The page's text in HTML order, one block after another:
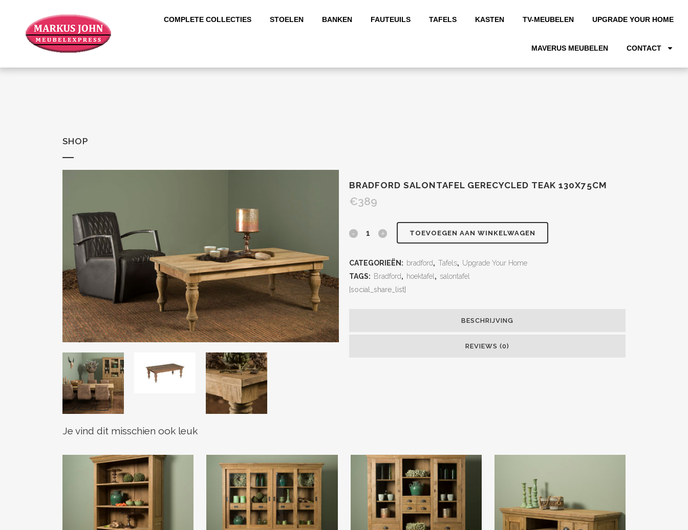
COMPLETE COLLECTIES STOELEN BANKEN FAUTEUILS TAFELS KASTEN TV-MEUBELEN UPGRADE YOUR HOME
MAVERUS MEUBELEN CONTACT
SHOP
BRADFORD SALONTAFEL GERECYCLED TEAK 130X75CM
€389
TOEVOEGEN AAN WINKELWAGEN
CATEGORIEËN: bradford, Tafels, Upgrade Your Home
TAGS: Bradford, hoektafel , salontafel
[social_share_list]
BESCHRIJVING
REVIEWS (0)
Je vind dit misschien ook leuk